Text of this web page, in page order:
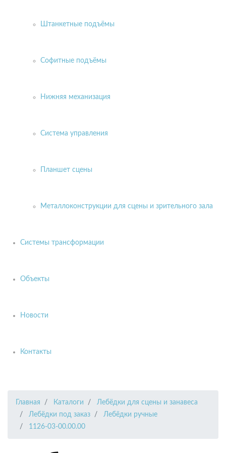
Штанкетные подъёмы
Софитные подъёмы
Нижняя механизация
Система управления
Планшет сцены
Металлоконструкции для сцены и зрительного зала
Системы трансформации
Объекты
Новости
Контакты
Главная Каталоги
Лебёдки для сцены и занавеса
Лебёдки под заказ
Лебёдки ручные
1126-03-00.00.00